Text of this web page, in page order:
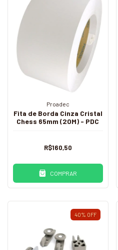
Proadec
Fita de Borda Cinza Cristal
Chess 65mm (20M) - PDC
R$160,50
COMPRAR
40% OFF